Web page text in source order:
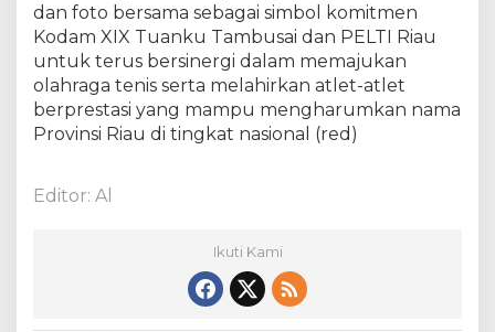
dan foto bersama sebagai simbol komitmen
Kodam XIX Tuanku Tambusai dan PELTI Riau
untuk terus bersinergi dalam memajukan
olahraga tenis serta melahirkan atlet-atlet
berprestasi yang mampu mengharumkan nama
Provinsi Riau di tingkat nasional (red)
Editor: Al
Ikuti Kami